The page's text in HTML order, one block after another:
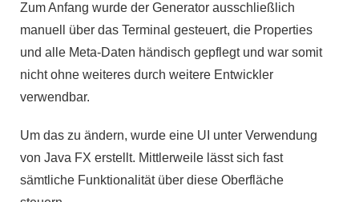
Zum Anfang wurde der Generator ausschließlich
manuell über das Terminal gesteuert, die Properties
und alle Meta-Daten händisch gepflegt und war somit
nicht ohne weiteres durch weitere Entwickler
verwendbar.
Um das zu ändern, wurde eine UI unter Verwendung
von Java FX erstellt. Mittlerweile lässt sich fast
sämtliche Funktionalität über diese Oberfläche